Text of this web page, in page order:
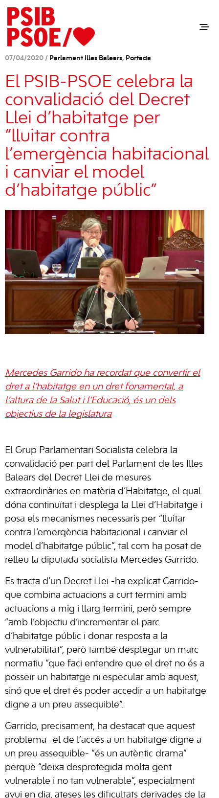
07/04/2020 / Parlament Illes Balears, Portada
El PSIB-PSOE celebra la
convalidació del Decret
Llei d’habitatge per
“lluitar contra
l’emergència habitacional
i canviar el model
d’habitatge públic”
Mercedes Garrido ha recordat que convertir el
dret a l’habitatge en un dret fonamental, a
l’altura de la Salut i l’Educació, és un dels
objectius de la legislatura
El Grup Parlamentari Socialista celebra la
convalidació per part del Parlament de les Illes
Balears del Decret Llei de mesures
extraordinàries en matèria d’Habitatge, el qual
dóna continuïtat i desplega la Llei d’Habitatge i
posa els mecanismes necessaris per “lluitar
contra l’emergència habitacional i canviar el
model d’habitatge públic”, tal com ha posat de
relleu la diputada socialista Mercedes Garrido.
Es tracta d’un Decret Llei -ha explicat Garrido-
que combina actuacions a curt termini amb
actuacions a mig i llarg termini, però sempre
“amb l’objectiu d’incrementar el parc
d’habitatge públic i donar resposta a la
vulnerabilitat”, però també desplegar un marc
normatiu “que faci entendre que el dret no és a
posseir un habitatge ni especular amb aquest,
sinó que el dret és poder accedir a un habitatge
digne a un preu assequible”.
Garrido, precisament, ha destacat que aquest
problema -el de l’accés a un habitatge digne a
un preu assequible- “és un autèntic drama”
perquè “deixa desprotegida molta gent
vulnerable i no tan vulnerable”, especialment
avui en dia, ateses les dificultats derivades de la